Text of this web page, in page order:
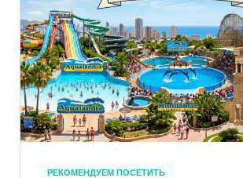
РЕКОМЕНДУЕМ ПОСЕТИТЬ